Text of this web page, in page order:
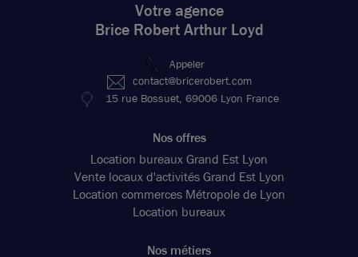
Votre agence
Brice Robert Arthur Loyd
Appeler
contact@bricerobert.com
15 rue Bossuet, 69006 Lyon France
Nos offres
Location bureaux Grand Est Lyon
Vente locaux d'activités Grand Est Lyon
Location commerces Métropole de Lyon
Location bureaux
Nos métiers